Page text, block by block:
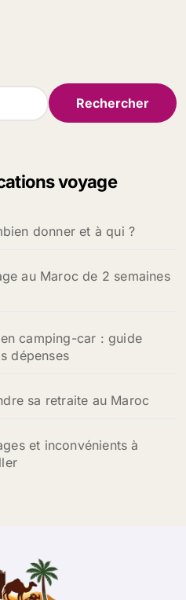
voyage
donner et à qui ?
au Maroc de 2 semaines
camping-car : guide
dépenses
sa retraite au Maroc
et inconvénients à